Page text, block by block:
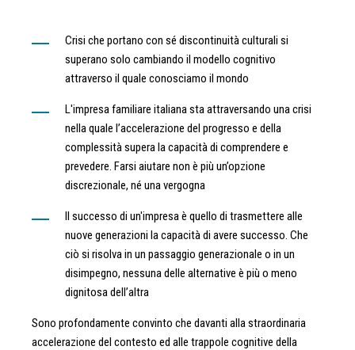
Crisi che portano con sé discontinuità culturali si
superano solo cambiando il modello cognitivo
attraverso il quale conosciamo il mondo
L'impresa familiare italiana sta attraversando una crisi
nella quale l’accelerazione del progresso e della
complessità supera la capacità di comprendere e
prevedere. Farsi aiutare non è più un’opzione
discrezionale, né una vergogna
Il successo di un'impresa è quello di trasmettere alle
nuove generazioni la capacità di avere successo. Che
ciò si risolva in un passaggio generazionale o in un
disimpegno, nessuna delle alternative è più o meno
dignitosa dell’altra
Sono profondamente convinto che davanti alla straordinaria
accelerazione del contesto ed alle trappole cognitive della